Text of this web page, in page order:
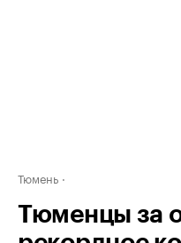
Тюмень
Тюменцы за